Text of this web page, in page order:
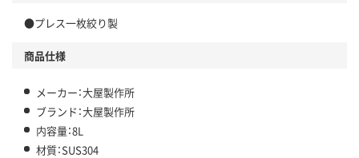
●プレス一枚絞り製
商品仕様
メーカー：大屋製作所
ブランド：大屋製作所
内容量：8L
材質：SUS304